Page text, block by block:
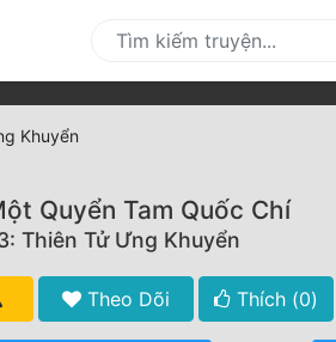
Khuyển
Quyển Tam Quốc Chí
Thiên Tử Ưng Khuyển
Theo Dõi Thích (0)